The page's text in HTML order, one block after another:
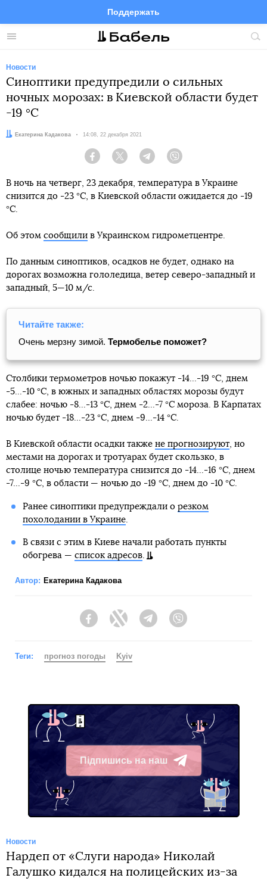
Меню
Поддержать
FacebookTelegramTwitter
Новости
Синоптики предупредили о сильных
ночных морозах: в Киевской области будет
-19 °С
Автор:Екатерина Кадакова Дата:
14:08, 22 декабря 2021
Facebook Twitter Telegram
В ночь на четверг, 23 декабря, температура в Украине
снизится до -23 °С, в Киевской области ожидается до -19
°С.
Об этом сообщили в Украинском гидрометцентре.
По данным синоптиков, осадков не будет, однако на
дорогах возможна гололедица, ветер северо-западный и
западный, 5—10 м/с.
Читайте также:
Очень мерзну зимой. Термобелье поможет?
Столбики термометров ночью покажут -14...-19 °С, днем
-5...-10 °С, в южных и западных областях морозы будут
слабее: ночью -8...-13 °С, днем -2...-7 °С мороза. В Карпатах
ночью будет -18...-23 °С, днем -9...-14 °С.
В Киевской области осадки также не прогнозируют, но
местами на дорогах и тротуарах будет скользко, в
столице ночью температура снизится до -14...-16 °С, днем
-7...-9 °С, в области — ночью до -19 °С, днем до -10 °С.
Ранее синоптики предупреждали о резком
похолодании в Украине.
В связи с этим в Киеве начали работать пункты
обогрева — список адресов.
Автор: Екатерина Кадакова
FacebookTwitter Telegram
Теги: прогноз погоды Kyiv
Підпишись на наш
Telegram
Новости
Нардеп от «Слуги народа» Николай
Галушко кидался на полицейских из-за